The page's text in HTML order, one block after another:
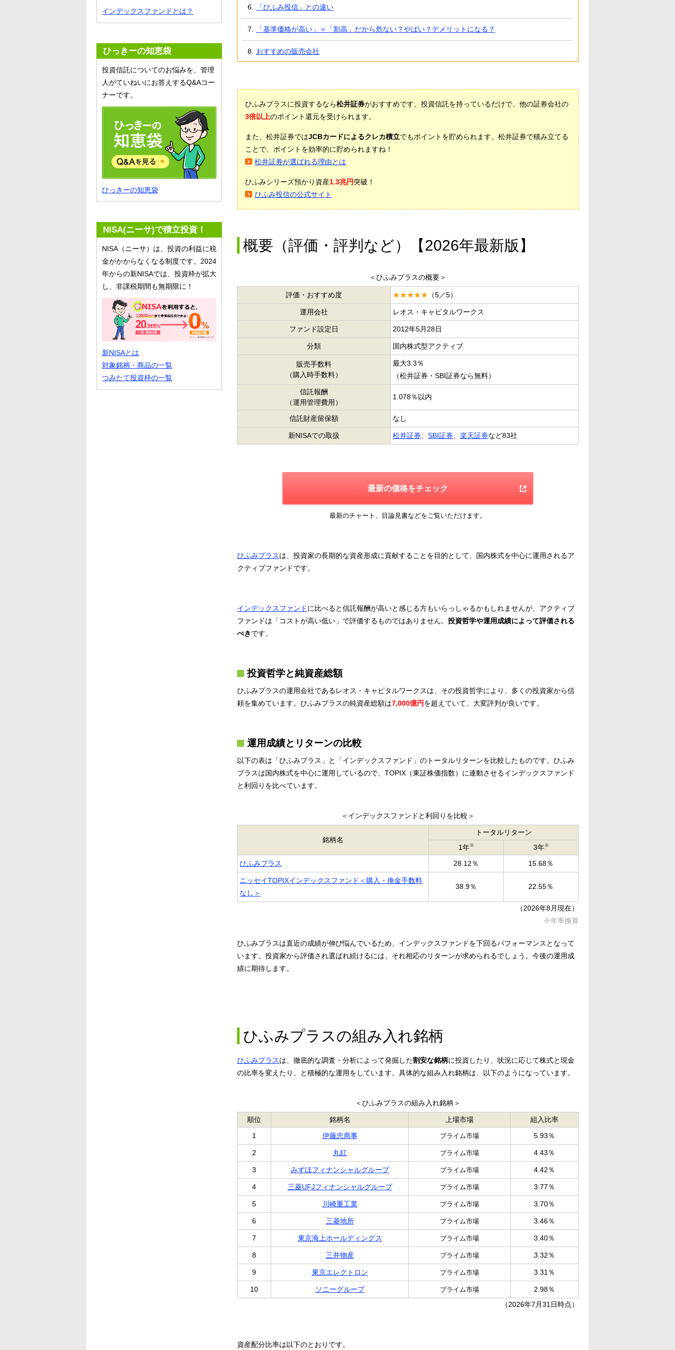
「ひふみ投信」との違い
「基準価格が高い」＝「割高」だから危ない？やばい？デメリットになる？
おすすめの販売会社
ひふみプラスに投資するなら松井証券がおすすめです。投資信託を持っているだけで、他の証券会社の
3倍以上のポイント還元を受けられます。
また、松井証券ではJCBカードによるクレカ積立でもポイントを貯められます。松井証券で積み立てる
ことで、ポイントを効率的に貯められますね！
松井証券が選ばれる理由とは
ひふみシリーズ預かり資産1.3兆円突破！
ひふみ投信の公式サイト
概要（評価・評判など）【2026年最新版】
＜ひふみプラスの概要＞
評価・おすすめ度 ★★★★★ （5／5）
運用会社 レオス・キャピタルワークス
ファンド設定日 2012年5月28日
分類 国内株式型アクティブ
販売手数料
（購入時手数料）
最大3.3％
（松井証券・SBI証券なら無料）
信託報酬
（運用管理費用）
1.078％以内
信託財産留保額 なし
新NISAでの取扱 松井証券 、SBI証券 、楽天証券など83社
最新の価格をチェック
最新のチャート、目論見書などをご覧いただけます。
ひふみプラスは、投資家の長期的な資産形成に貢献することを目的として、国内株式を中心に運用されるア
クティブファンドです。
インデックスファンドに比べると信託報酬が高いと感じる方もいらっしゃるかもしれませんが、アクティブ
ファンドは「コストが高い低い」で評価するものではありません。 投資哲学や運用成績によって評価される
べきです。
投資哲学と純資産総額
ひふみプラスの運用会社であるレオス・キャピタルワークスは、その投資哲学により、多くの投資家から信
頼を集めています。ひふみプラスの純資産総額は7,000億円を超えていて、大変評判が良いです。
運用成績とリターンの比較
以下の表は「ひふみプラス」と「インデックスファンド」のトータルリターンを比較したものです。ひふみ
プラスは国内株式を中心に運用しているので、TOPIX（東証株価指数）に連動させるインデックスファンド
と利回りを比べています。
＜インデックスファンドと利回りを比較＞
銘柄名
トータルリターン
1年※ 3年※
ひふみプラス 28.12％ 15.68％
ニッセイTOPIXインデックスファンド＜購入・換金手数料
なし＞
38.9％ 22.55％
（2026年8月現在）
※年率換算
ひふみプラスは直近の成績が伸び悩んでいるため、インデックスファンドを下回るパフォーマンスとなって
います。投資家から評価され選ばれ続けるには、それ相応のリターンが求められるでしょう。今後の運用成
績に期待します。
ひふみプラスの組み入れ銘柄
ひふみプラスは、徹底的な調査・分析によって発掘した割安な銘柄に投資したり、状況に応じて株式と現金
の比率を変えたり、と積極的な運用をしています。具体的な組み入れ銘柄は、以下のようになっています。
＜ひふみプラスの組み入れ銘柄＞
順位 銘柄名 上場市場
組入比率
1
伊藤忠商事 プライム市場 5.93％
2 丸紅 プライム市場 4.43％
3 みずほフィナンシャルグループ プライム市場 4.42％
4 三菱UFJフィナンシャルグループ プライム市場 3.77％
5 川崎重工業 プライム市場 3.70％
6 三菱地所 プライム市場 3.46％
7 東京海上ホールディングス プライム市場 3.40％
8 三井物産 プライム市場 3.32％
9 東京エレクトロン プライム市場 3.31％
10 ソニーグループ プライム市場
2.98％
（2026年7月31日時点）
資産配分比率は以下のとおりです。
インデックスファンドとは？
ひっきーの知恵袋
投資信託についてのお悩みを、管理
人がていねいにお答えするQ&Aコー
ナーです。
ひっきーの知恵袋
NISA(ニーサ)で積立投資！
NISA（ニーサ）は、投資の利益に税
金がかからなくなる制度です。2024
年からの新NISAでは、投資枠が拡大
し、非課税期間も無期限に！
新NISAとは
対象銘柄・商品の一覧
つみたて投資枠の一覧